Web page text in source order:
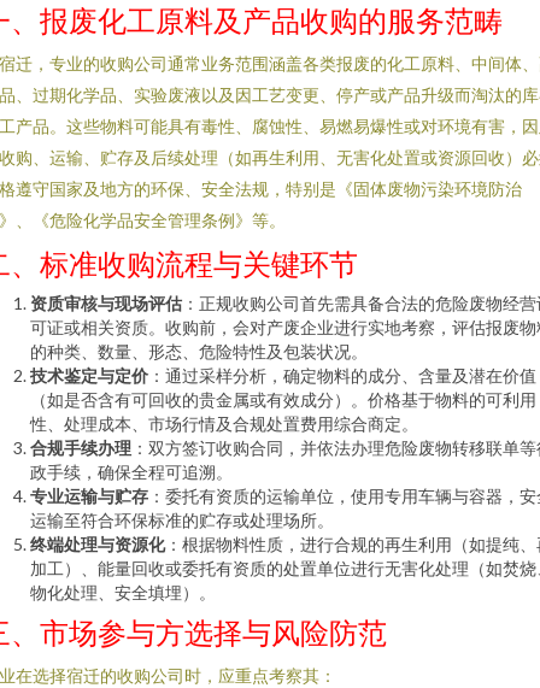
、报废化工原料及产品收购的服务范畴
迁，专业的收购公司通常业务范围涵盖各类报废的化工原料、中间体
、过期化学品、实验废液以及因工艺变更、停产或产品升级而淘汰的
产品。这些物料可能具有毒性、腐蚀性、易燃易爆性或对环境有害，
购、运输、贮存及后续处理（如再生利用、无害化处置或资源回收）
遵守国家及地方的环保、安全法规，特别是《固体废物污染环境防治
、《危险化学品安全管理条例》等。
、标准收购流程与关键环节
资质审核与现场评估 ：正规收购公司首先需具备合法的危险废物经
可证或相关资质。收购前，会对产废企业进行实地考察，评估报废物
的种类、数量、形态、危险特性及包装状况。
技术鉴定与定价 ：通过采样分析，确定物料的成分、含量及潜在价值
（如是否含有可回收的贵金属或有效成分）。价格基于物料的可利用
性、处理成本、市场行情及合规处置费用综合商定。
合规手续办理 ：双方签订收购合同，并依法办理危险废物转移联单等
政手续，确保全程可追溯。
专业运输与贮存 ：委托有资质的运输单位，使用专用车辆与容器，安
运输至符合环保标准的贮存或处理场所。
终端处理与资源化：根据物料性质，进行合规的再生利用（如提纯、
加工）、能量回收或委托有资质的处置单位进行无害化处理（如焚烧
物化处理、安全填埋）。
、市场参与方选择与风险防范
在选择宿迁的收购公司时，应重点考察其：